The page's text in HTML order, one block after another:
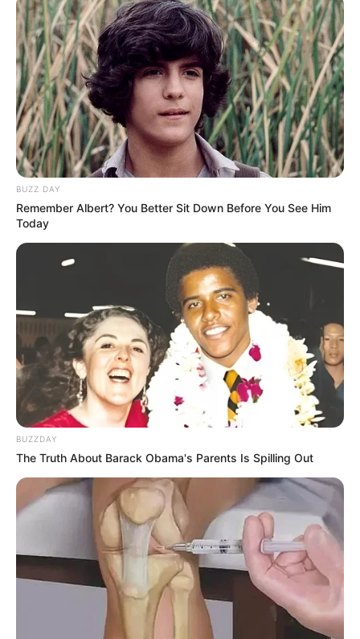
BUZZ DAY
Remember Albert? You Better Sit Down Before You See Him
Today
BUZZDAY
The Truth About Barack Obama's Parents Is Spilling Out